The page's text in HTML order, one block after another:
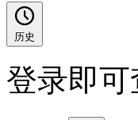
历史
登录即